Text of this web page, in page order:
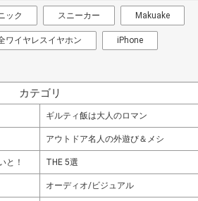
ック スニーカー Makuake
ワイヤレスイヤホン iPhone
カテゴリ
ギルティ飯は大人のロマン
アウトドア名人の外遊び＆メシ
と！ THE 5選
オーディオ/ビジュアル